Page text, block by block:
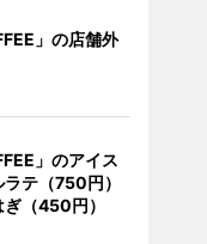
」の店舗外
」のアイス
テ（750円）
（450円）